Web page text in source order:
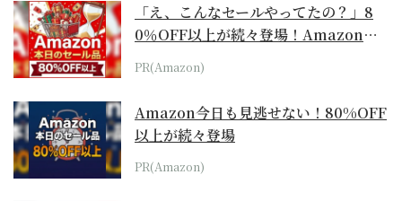
「え、こんなセールやってたの？」8
0％OFF以上が続々登場！Amazonの
本気が...
PR(Amazon)
Amazon今日も見逃せない！80%OFF
以上が続々登場
PR(Amazon)